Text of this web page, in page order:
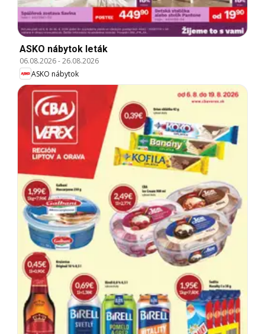
ASKO nábytok leták
06.08.2026-26.08.2026
ASKO nábytok